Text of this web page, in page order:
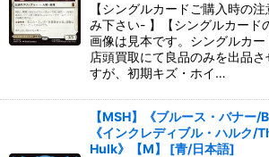
【シングルカードご購入時の
み下さい- 】【シングルカード
画像は見本です。シングルカ
店頭買取にて良品のみを出品さ
すが、初期キズ・ホイ…
【MSH】《ブルース・バナー
《インクレディブル・ハルク
Hulk》【M】
[青/日本語]